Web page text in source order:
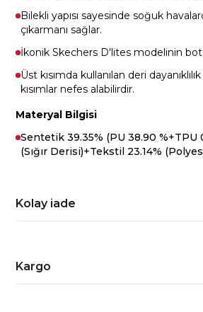
Bilekli yapısı sayesinde soğuk
çıkarmanı sağlar.
İkonik Skechers D'lites modelinin
Üst kısımda kullanılan deri
kısımlar nefes alabilirdir.
Materyal Bilgisi
Sentetik 39.35% (PU 38.90 %+TPU
(Sığır Derisi)+Tekstil 23.14%
Kolay iade
Kargo